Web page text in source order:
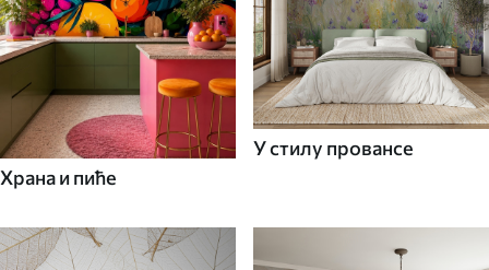
Храна и пиће
У стилу провансе